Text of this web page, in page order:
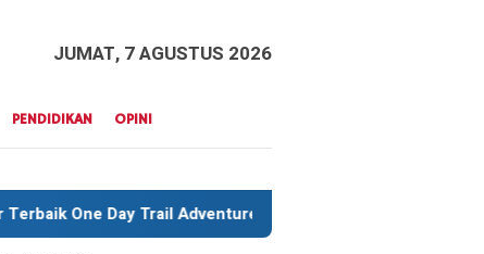
JUMAT, 7 AGUSTUS 2026
PENDIDIKAN OPINI
Liwu Mokesa Berhasil Taklukkan Jalur Ekstrem HUT